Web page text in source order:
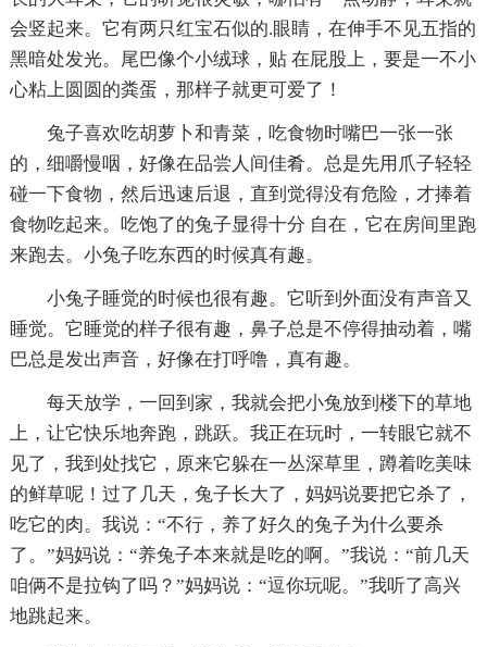
会竖起来。它有两只红宝石似的.眼睛，在伸手不见五指的
黑暗处发光。尾巴像个小绒球，贴 在屁股上，要是一不小
心粘上圆圆的粪蛋，那样子就更可爱了！
兔子喜欢吃胡萝卜和青菜，吃食物时嘴巴一张一张
的，细嚼慢咽，好像在品尝人间佳肴。总是先用爪子轻轻
碰一下食物，然后迅速后退，直到觉得没有危险，才捧着
食物吃起来。吃饱了的兔子显得十分 自在，它在房间里跑
来跑去。小兔子吃东西的时候真有趣。
小兔子睡觉的时候也很有趣。它听到外面没有声音又
睡觉。它睡觉的样子很有趣，鼻子总是不停得抽动着，嘴
巴总是发出声音，好像在打呼噜，真有趣。
每天放学，一回到家，我就会把小兔放到楼下的草地
上，让它快乐地奔跑，跳跃。我正在玩时，一转眼它就不
见了，我到处找它，原来它躲在一丛深草里，蹲着吃美味
的鲜草呢！过了几天，兔子长大了，妈妈说要把它杀了，
吃它的肉。我说：“不行，养了好久的兔子为什么要杀
了。”妈妈说：“养兔子本来就是吃的啊。”我说：“前几天
咱俩不是拉钩了吗？”妈妈说：“逗你玩呢。”我听了高兴
地跳起来。